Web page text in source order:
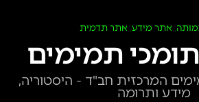
, אתר מידע, אתר תדמית
תמימים
המרכזית חב"ד - היסטוריה,
מידע ותרומה